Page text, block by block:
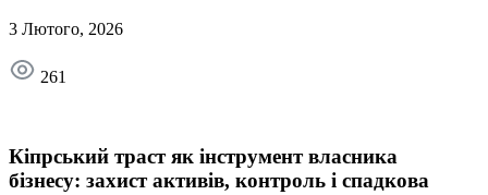
3 Лютого, 2026
261
Кіпрський траст як інструмент власника
бізнесу: захист активів, контроль і спадкова